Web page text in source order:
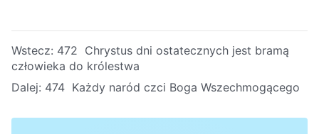
Wstecz: 472 Chrystus dni ostatecznych jest bramą
człowieka do królestwa
Dalej: 474 Każdy naród czci Boga Wszechmogącego